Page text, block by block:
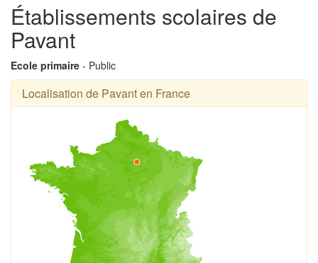
Établissements scolaires de
Pavant
Ecole primaire - Public
Localisation de Pavant en France